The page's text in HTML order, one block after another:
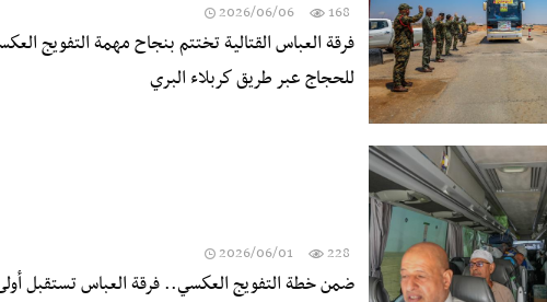
2026/06/06 168
فرقة العباس القتالية تختتم بنجاح مهمة التفويج
للحجاج عبر طريق كربلاء البري
2026/06/01 228
ضمن خطة التفويج العكسي.. فرقة العباس تستقبل